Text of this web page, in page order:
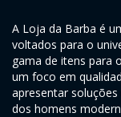
A Loja da Barba é
voltados para o
gama de itens para
um foco em
apresentar
dos homens